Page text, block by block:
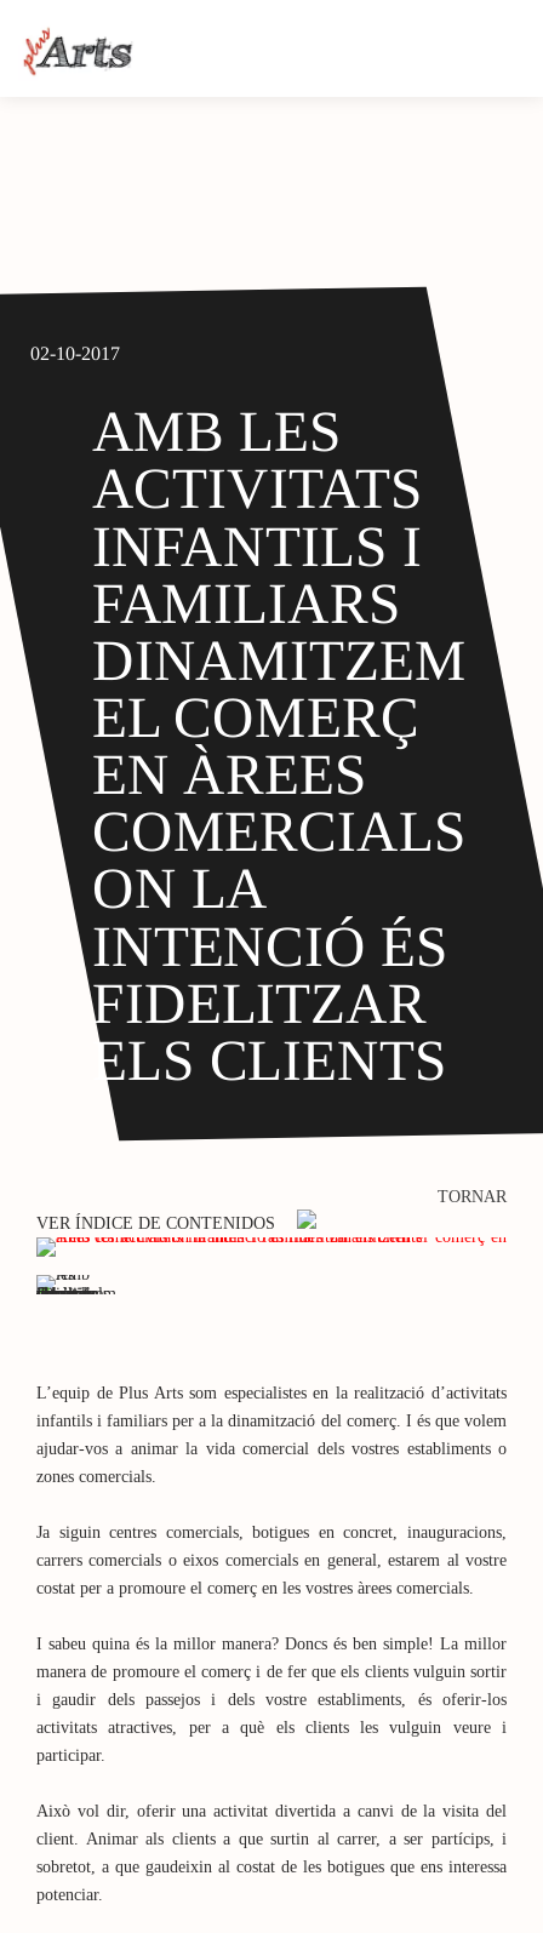
02-10-2017
AMB LES
ACTIVITATS
INFANTILS I
FAMILIARS
DINAMITZEM
EL COMERÇ
EN ÀREES
COMERCIALS
ON LA
INTENCIÓ ÉS
FIDELITZAR
ELS CLIENTS
TORNAR
VER ÍNDICE DE CONTENIDOS
L’equip de Plus Arts som especialistes en la realització d’activitats
infantils i familiars per a la dinamització del comerç. I és que volem
ajudar-vos a animar la vida comercial dels vostres establiments o
zones comercials.
Ja siguin centres comercials, botigues en concret, inauguracions,
carrers comercials o eixos comercials en general, estarem al vostre
costat per a promoure el comerç en les vostres àrees comercials.
I sabeu quina és la millor manera? Doncs és ben simple! La millor
manera de promoure el comerç i de fer que els clients vulguin sortir
i gaudir dels passejos i dels vostre establiments, és oferir-los
activitats atractives, per a què els clients les vulguin veure i
participar.
Això vol dir, oferir una activitat divertida a canvi de la visita del
client. Animar als clients a que surtin al carrer, a ser partícips, i
sobretot, a que gaudeixin al costat de les botigues que ens interessa
potenciar.